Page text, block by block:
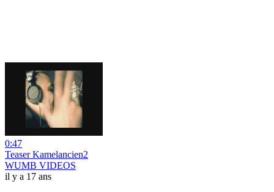
0:47
Teaser Kamelancien2
WUMB VIDEOS
il y a 17 ans